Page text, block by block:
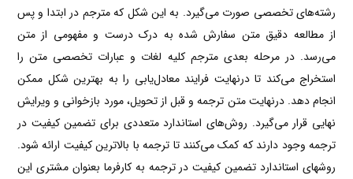
رشته‌های تخصصی صورت می‌گیرد. به این شکل که مترجم در ابتدا و پس
از مطالعه دقیق متن سفارش شده به درک درست و مفهومی از متن
می‌رسد. در مرحله بعدی مترجم کلیه لغات و عبارات تخصصی متن را
استخراج می‌کند تا درنهایت فرایند معادل‌یابی را به بهترین شکل ممکن
انجام دهد. درنهایت متن ترجمه و قبل از تحویل، مورد بازخوانی و ویرایش
نهایی قرار می‌گیرد. روش‌های استاندارد متعددی برای تضمین کیفیت در
ترجمه وجود دارند که کمک می‌کنند تا ترجمه با بالاترین کیفیت ارائه شود.
روشهای استاندارد تضمین کیفیت در ترجمه به کارفرما بعنوان مشتری این